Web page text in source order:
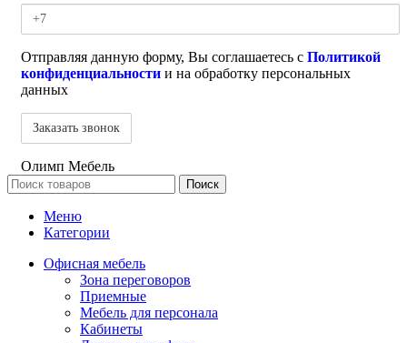
Отправляя данную форму, Вы соглашаетесь с Политикой
конфиденциальности и на обработку персональных
данных
Олимп Мебель
Поиск
Меню
Категории
Офисная мебель
Зона переговоров
Приемные
Мебель для персонала
Кабинеты